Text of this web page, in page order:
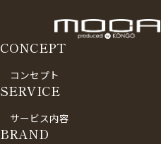
CONCEPT
コンセプト
SERVICE
サービス内容
BRAND